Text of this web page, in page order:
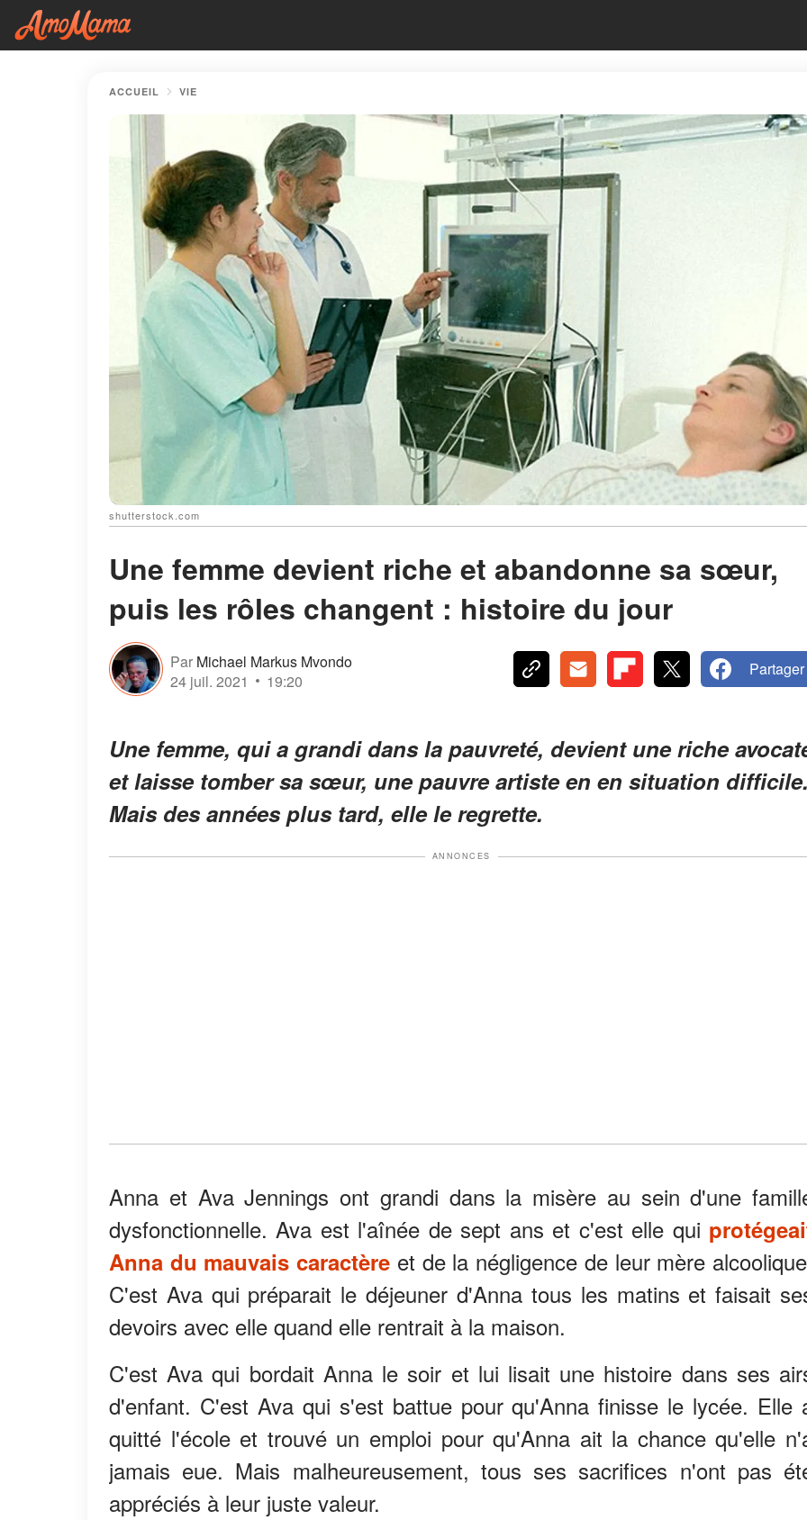
ACCUEIL VIE
shutterstock.com
Une femme devient riche et abandonne sa sœur,
puis les rôles changent : histoire du jour
Par Michael Markus Mvondo
24 juil. 2021
19:20
Partager
Une femme, qui a grandi dans la pauvreté, devient une riche
et laisse tomber sa sœur, une pauvre artiste en en situation difficile.
Mais des années plus tard, elle le regrette.
ANNONCES
Anna et Ava Jennings ont grandi dans la misère au sein d'une
dysfonctionnelle. Ava est l'aînée de sept ans et c'est elle qui
Anna du mauvais caractère et de la négligence de leur mère
C'est Ava qui préparait le déjeuner d'Anna tous les matins et faisait
devoirs avec elle quand elle rentrait à la maison.
C'est Ava qui bordait Anna le soir et lui lisait une histoire dans ses
d'enfant. C'est Ava qui s'est battue pour qu'Anna finisse le lycée. Elle
quitté l'école et trouvé un emploi pour qu'Anna ait la chance qu'elle
jamais eue. Mais malheureusement, tous ses sacrifices n'ont pas
appréciés à leur juste valeur.